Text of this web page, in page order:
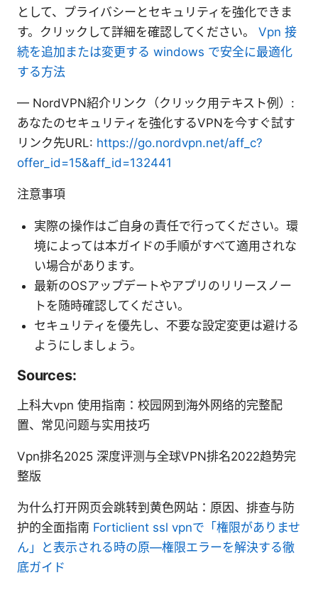
として、プライバシーとセキュリティを強化できま
す。クリックして詳細を確認してください。 Vpn 接
続を追加または変更する windows で安全に最適化
する方法
— NordVPN紹介リンク（クリック用テキスト例）:
あなたのセキュリティを強化するVPNを今すぐ試す
リンク先URL: https://go.nordvpn.net/aff_c?
offer_id=15&aff_id=132441
注意事項
実際の操作はご自身の責任で行ってください。環
境によっては本ガイドの手順がすべて適用されな
い場合があります。
最新のOSアップデートやアプリのリリースノー
トを随時確認してください。
セキュリティを優先し、不要な設定変更は避ける
ようにしましょう。
Sources:
上科大vpn 使用指南：校园网到海外网络的完整配
置、常见问题与实用技巧
Vpn排名2025 深度评测与全球VPN排名2022趋势完
整版
为什么打开网页会跳转到黄色网站：原因、排查与防
护的全面指南 Forticlient ssl vpnで「権限がありませ
ん」と表示される時の原—権限エラーを解決する徹
底ガイド